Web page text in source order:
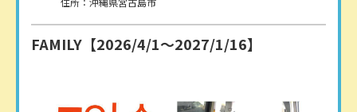
FAMILY【2026/4/1〜2027/1/16】